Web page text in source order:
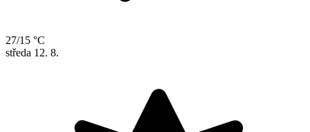
27/15 °C
středa 12. 8.